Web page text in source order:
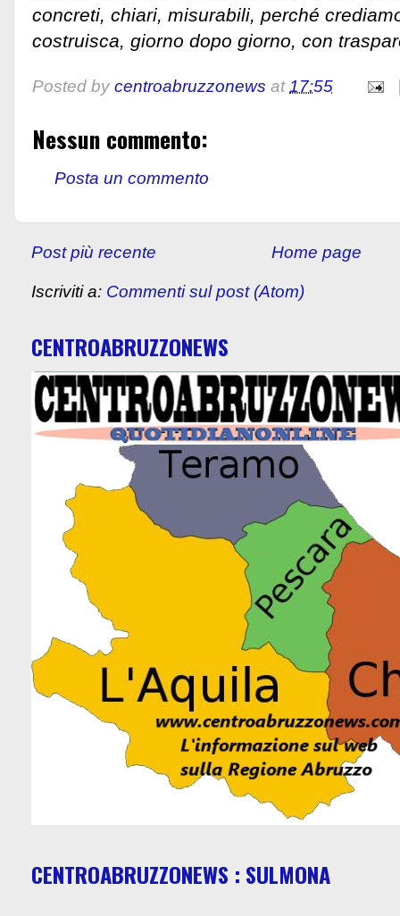
concreti, chiari, misurabili, perché
costruisca, giorno dopo giorno, con
Posted by centroabruzzonews at17:55
Nessun commento:
Posta un commento
Post più recente Home page
Iscriviti a: Commenti sul post (Atom)
CENTROABRUZZONEWS
CENTROABRUZZONEWS : SULMONA